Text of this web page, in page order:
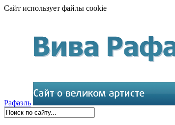
Сайт использует файлы cookie
Рафаэль